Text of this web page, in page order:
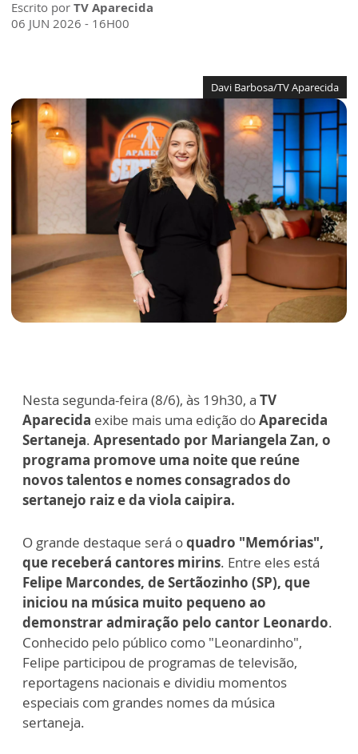
Escrito por TV Aparecida
06 JUN 2026 - 16H00
Davi Barbosa/TV Aparecida
Nesta segunda-feira (8/6), às 19h30, a TV
Aparecida exibe mais uma edição doAparecida
Sertaneja. Apresentado por Mariangela Zan, o
programa promove uma noite que reúne
novos talentos e nomes consagrados do
sertanejo raiz e da viola caipira.
O grande destaque será oquadro "Memórias",
que receberá cantores mirins. Entre eles está
Felipe Marcondes, de Sertãozinho (SP), que
iniciou na música muito pequeno ao
demonstrar admiração pelo cantor Leonardo.
Conhecido pelo público como "Leonardinho",
Felipe participou de programas de televisão,
reportagens nacionais e dividiu momentos
especiais com grandes nomes da música
sertaneja.